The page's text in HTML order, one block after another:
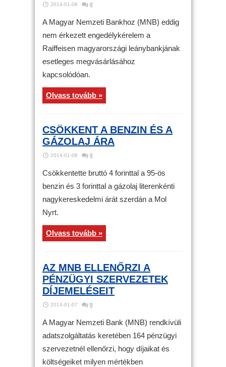
2014-01-08 0
A Magyar Nemzeti Bankhoz (MNB) eddig
nem érkezett engedélykérelem a
Raiffeisen magyarországi leánybankjának
esetleges megvásárlásához
kapcsolódóan.
Olvass tovább »
CSÖKKENT A BENZIN ÉS A
GÁZOLAJ ÁRA
2014-01-08 0
Csökkentette bruttó 4 forinttal a 95-ös
benzin és 3 forinttal a gázolaj literenkénti
nagykereskedelmi árát szerdán a Mol
Nyrt.
Olvass tovább »
AZ MNB ELLENŐRZI A
PÉNZÜGYI SZERVEZETEK
DÍJEMELÉSEIT
2014-01-07 0
A Magyar Nemzeti Bank (MNB) rendkívüli
adatszolgáltatás keretében 164 pénzügyi
szervezetnél ellenőrzi, hogy díjaikat és
költségeiket milyen mértékben